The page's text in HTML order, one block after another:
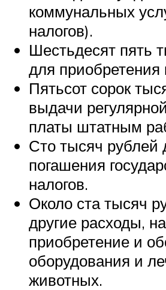
коммунальных
налогов).
Шестьдесят пять
для приобретения
Пятьсот сорок
выдачи
платы штатным
Сто тысяч рублей
погашения
налогов.
Около ста тысяч
другие расходы,
приобретение и
оборудования и
животных.